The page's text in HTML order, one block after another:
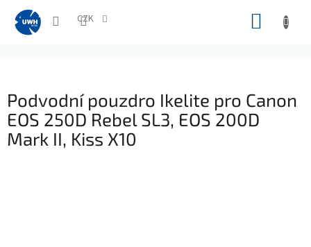
obsah
CZK
Podvodní pouzdro Ikelite pro Canon
EOS 250D Rebel SL3, EOS 200D
Mark II, Kiss X10